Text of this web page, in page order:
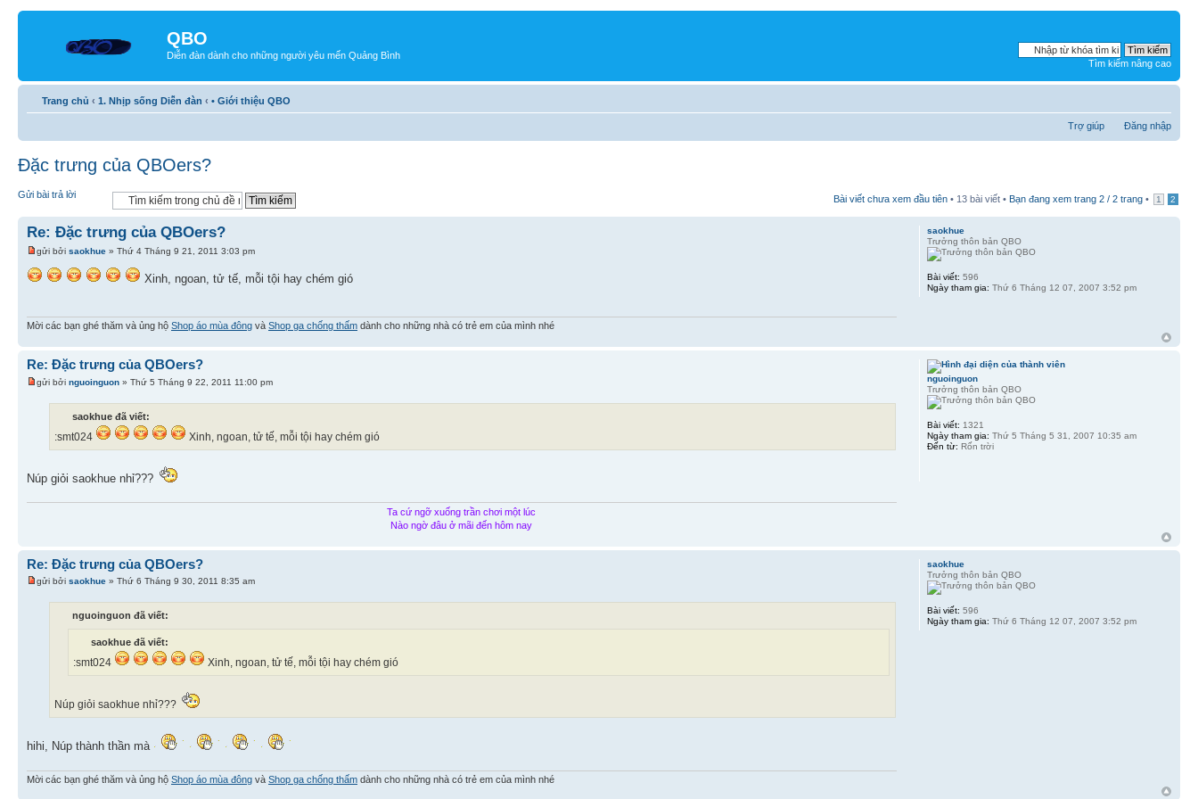
QBO
Diễn đàn dành cho những người yêu mến Quảng Bình
Tìm kiếm nâng cao
Trang chủ ‹ 1. Nhịp sống Diễn đàn ‹ • Giới thiệu QBO
Trợ giúp Đăng nhập
Đặc trưng của QBOers?
Gửi bài trả lời Bài viết chưa xem đầu tiên • 13 bài viết • Bạn đang xem trang 2 / 2 trang • 1 2
Re: Đặc trưng của QBOers?
gửi bởi saokhue » Thứ 4 Tháng 9 21, 2011 3:03 pm
Xinh, ngoan, tử tế, mỗi tội hay chém gió
Mời các bạn ghé thăm và ủng hộ Shop áo mùa đông và Shop ga chống thấm dành cho những nhà có trẻ em của mình nhé
saokhue
Trưởng thôn bản QBO
Bài viết: 596
Ngày tham gia: Thứ 6 Tháng 12 07, 2007 3:52 pm
Re: Đặc trưng của QBOers?
gửi bởi nguoinguon » Thứ 5 Tháng 9 22, 2011 11:00 pm
saokhue đã viết:
:smt024 Xinh, ngoan, tử tế, mỗi tội hay chém gió
Núp giỏi saokhue nhỉ???
Ta cứ ngỡ xuống trần chơi một lúc
Nào ngờ đâu ở mãi đến hôm nay
nguoinguon
Trưởng thôn bản QBO
Bài viết: 1321
Ngày tham gia: Thứ 5 Tháng 5 31, 2007 10:35 am
Đến từ: Rốn trời
Re: Đặc trưng của QBOers?
gửi bởi saokhue » Thứ 6 Tháng 9 30, 2011 8:35 am
nguoinguon đã viết:
saokhue đã viết:
:smt024 Xinh, ngoan, tử tế, mỗi tội hay chém gió
Núp giỏi saokhue nhỉ???
hihi, Núp thành thần mà
Mời các bạn ghé thăm và ủng hộ Shop áo mùa đông và Shop ga chống thấm dành cho những nhà có trẻ em của mình nhé
saokhue
Trưởng thôn bản QBO
Bài viết: 596
Ngày tham gia: Thứ 6 Tháng 12 07, 2007 3:52 pm